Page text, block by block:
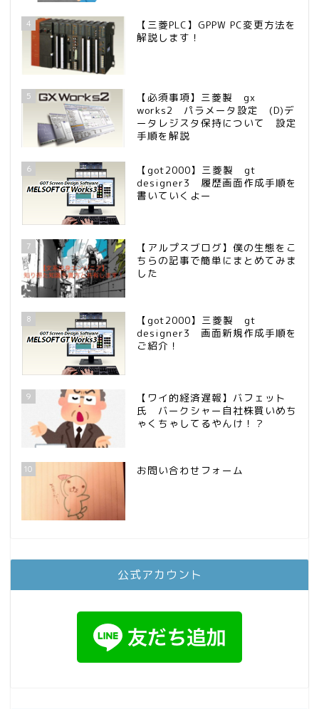
4
【三菱PLC】GPPW PC変更方法を
解説します！
5
【必須事項】三菱製 gx
works2 パラメータ設定 (D)デ
ータレジスタ保持について 設定
手順を解説
6
【got2000】三菱製 gt
designer3 履歴画面作成手順を
書いていくよー
7
【アルプスブログ】僕の生態をこ
ちらの記事で簡単にまとめてみま
した
8
【got2000】三菱製 gt
designer3 画面新規作成手順を
ご紹介！
9
【ワイ的経済遅報】バフェット
氏 バークシャー自社株買いめち
ゃくちゃしてるやんけ！？
10 お問い合わせフォーム
公式アカウント